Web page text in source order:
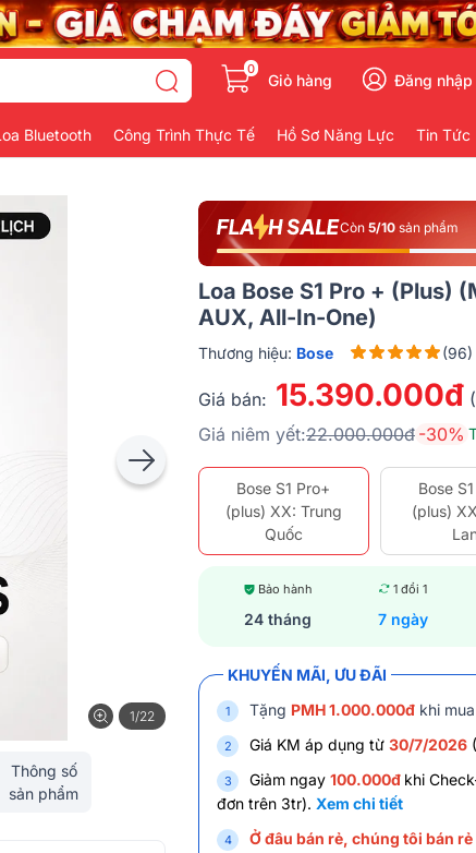
0
Giỏ hàng Đăng nhập
Bluetooth Công Trình Thực Tế Hồ Sơ Năng Lực Tin Tức
1/22
Thông số
sản phẩm
Còn 5/10 sản phẩm
Loa Bose S1 Pro + (Plus)
AUX, All-In-One)
Thương hiệu: Bose (96)
Giá bán: 15.390.000đ
Giá niêm yết:22.000.000đ -30%
Bose S1 Pro+
(plus) XX: Trung
Quốc
Bose
(plus)
Bảo hành
24 tháng
1 đổi 1
7 ngày
KHUYẾN MÃI, ƯU ĐÃI
Tặng PMH 1.000.000đ khi
Giá KM áp dụng từ 30/7/2026
Giảm ngay 100.000đ khi
đơn trên 3tr). Xem chi tiết
Ở đâu bán rẻ, chúng tôi bán rẻ